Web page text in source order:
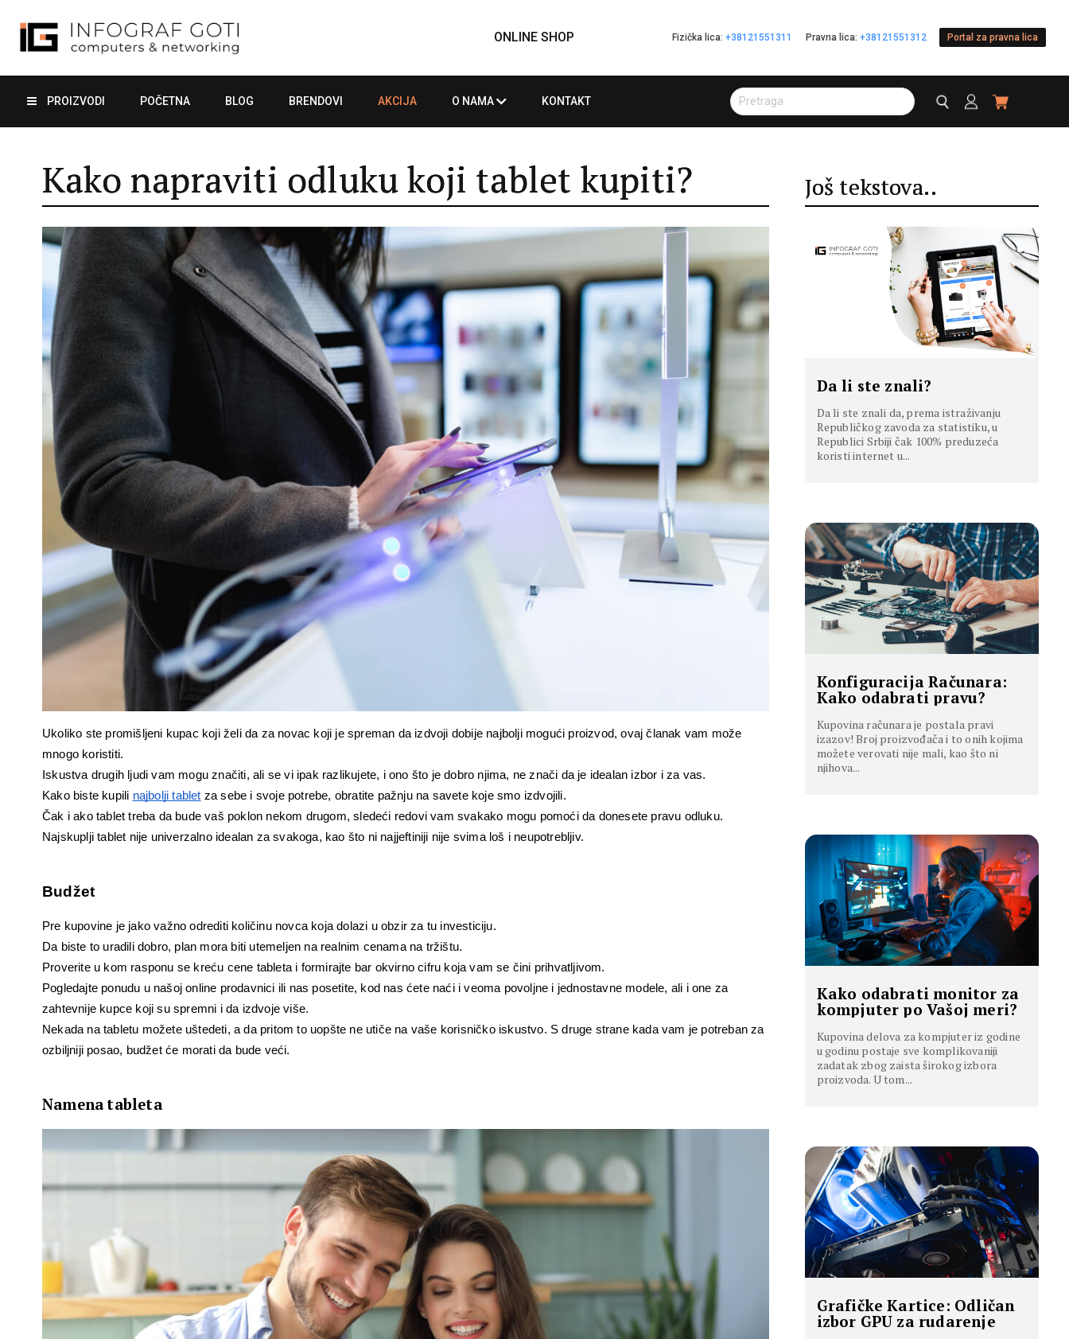
ONLINE SHOP Fizička lica: +38121551311 Pravna lica: +38121551312 Portal za pravna lica
PROIZVODI POČETNA BLOG BRENDOVI AKCIJA O NAMA KONTAKT
Kako napraviti odluku koji tablet kupiti?
Ukoliko ste promišljeni kupac koji želi da za novac koji je spreman da izdvoji dobije najbolji mogući proizvod, ovaj članak vam može
mnogo koristiti.
Iskustva drugih ljudi vam mogu značiti, ali se vi ipak razlikujete, i ono što je dobro njima, ne znači da je idealan izbor i za vas.
Kako biste kupili najbolji tablet za sebe i svoje potrebe, obratite pažnju na savete koje smo izdvojili.
Čak i ako tablet treba da bude vaš poklon nekom drugom, sledeći redovi vam svakako mogu pomoći da donesete pravu odluku.
Najskuplji tablet nije univerzalno idealan za svakoga, kao što ni najjeftiniji nije svima loš i neupotrebljiv.
Budžet
Pre kupovine je jako važno odrediti količinu novca koja dolazi u obzir za tu investiciju.
Da biste to uradili dobro, plan mora biti utemeljen na realnim cenama na tržištu.
Proverite u kom rasponu se kreću cene tableta i formirajte bar okvirno cifru koja vam se čini prihvatljivom.
Pogledajte ponudu u našoj online prodavnici ili nas posetite, kod nas ćete naći i veoma povoljne i jednostavne modele, ali i one za
zahtevnije kupce koji su spremni i da izdvoje više.
Nekada na tabletu možete uštedeti, a da pritom to uopšte ne utiče na vaše korisničko iskustvo. S druge strane kada vam je potreban za
ozbiljniji posao, budžet će morati da bude veći.
Namena tableta
Još tekstova..
Da li ste znali?
Da li ste znali da, prema istraživanju
Republičkog zavoda za statistiku, u
Republici Srbiji čak 100% preduzeća
koristi internet u...
Konfiguracija Računara:
Kako odabrati pravu?
Kupovina računara je postala pravi
izazov! Broj proizvođača i to onih kojima
možete verovati nije mali, kao što ni
njihova...
Kako odabrati monitor za
kompjuter po Vašoj meri?
Kupovina delova za kompjuter iz godine
u godinu postaje sve komplikovaniji
zadatak zbog zaista širokog izbora
proizvoda. U tom...
Grafičke Kartice: Odličan
izbor GPU za rudarenje